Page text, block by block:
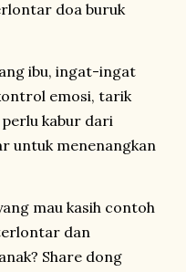
doa buruk
ibu, ingat-ingat
emosi, tarik
perlu kabur dari
untuk menenangkan
mau kasih contoh
dan
Share dong